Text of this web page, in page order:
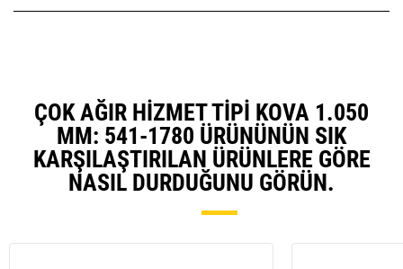
CW Özel Ataşman Değiştiriciler,
ÇOK AĞIR HIZMET TIPI KOVA 1.050
MM: 541-1780 ÜRÜNÜNÜN SIK
KARŞILAŞTIRILAN ÜRÜNLERE GÖRE
NASIL DURDUĞUNU GÖRÜN.